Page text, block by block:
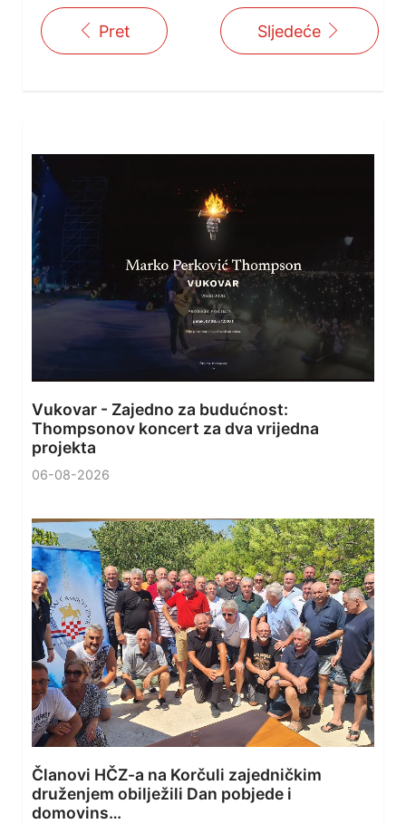
Pret Sljedeće
Vukovar - Zajedno za budućnost:
Thompsonov koncert za dva vrijedna
projekta
06-08-2026
Članovi HČZ-a na Korčuli zajedničkim
druženjem obilježili Dan pobjede i
domovins…